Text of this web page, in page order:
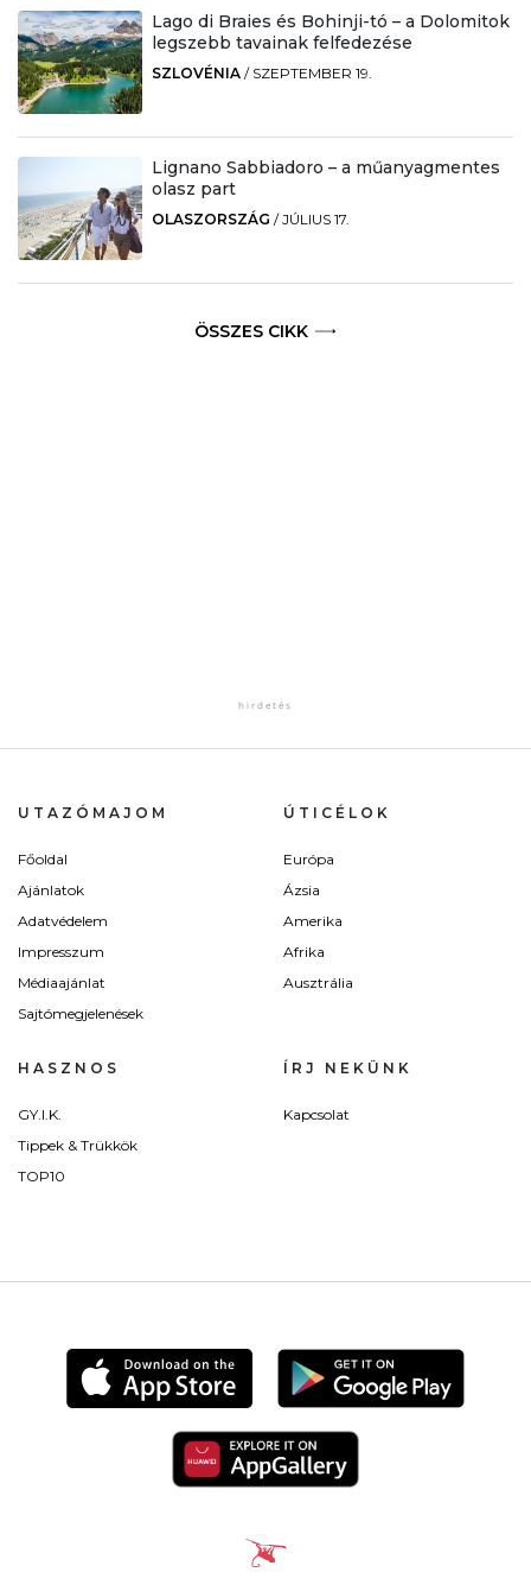
Lago di Braies és Bohinji-tó – a Dolomitok
legszebb tavainak felfedezése
SZLOVÉNIA / SZEPTEMBER 19.
Lignano Sabbiadoro – a műanyagmentes
olasz part
OLASZORSZÁG /JÚLIUS 17.
ÖSSZES CIKK
UTAZÓMAJOM
Főoldal
Ajánlatok
Adatvédelem
Impresszum
Médiaajánlat
Sajtómegjelenések
ÚTICÉLOK
Európa
Ázsia
Amerika
Afrika
Ausztrália
HASZNOS
GY.I.K.
Tippek & Trükkök
TOP10
ÍRJ NEKÜNK
Kapcsolat